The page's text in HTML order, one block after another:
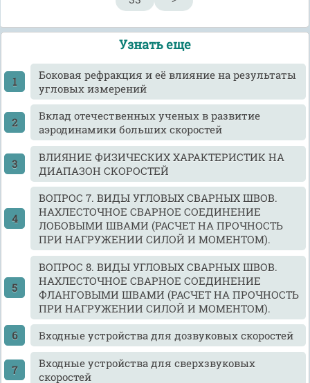
Узнать еще
Боковая рефракция и её влияние на результаты
угловых измерений
Вклад отечественных ученых в развитие
аэродинамики больших скоростей
ВЛИЯНИЕ ФИЗИЧЕСКИХ ХАРАКТЕРИСТИК НА
ДИАПАЗОН СКОРОСТЕЙ
ВОПРОС 7. ВИДЫ УГЛОВЫХ СВАРНЫХ ШВОВ.
НАХЛЕСТОЧНОЕ СВАРНОЕ СОЕДИНЕНИЕ
ЛОБОВЫМИ ШВАМИ (РАСЧЕТ НА ПРОЧНОСТЬ
ПРИ НАГРУЖЕНИИ СИЛОЙ И МОМЕНТОМ).
ВОПРОС 8. ВИДЫ УГЛОВЫХ СВАРНЫХ ШВОВ.
НАХЛЕСТОЧНОЕ СВАРНОЕ СОЕДИНЕНИЕ
ФЛАНГОВЫМИ ШВАМИ (РАСЧЕТ НА ПРОЧНОСТЬ
ПРИ НАГРУЖЕНИИ СИЛОЙ И МОМЕНТОМ).
Входные устройства для дозвуковых скоростей
Входные устройства для сверхзвуковых
скоростей